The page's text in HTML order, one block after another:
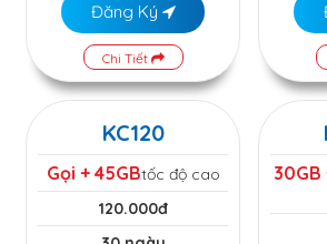
Đăng Ký
Chi Tiết
KC120
Gọi + 45GBtốc độ cao
120.000đ